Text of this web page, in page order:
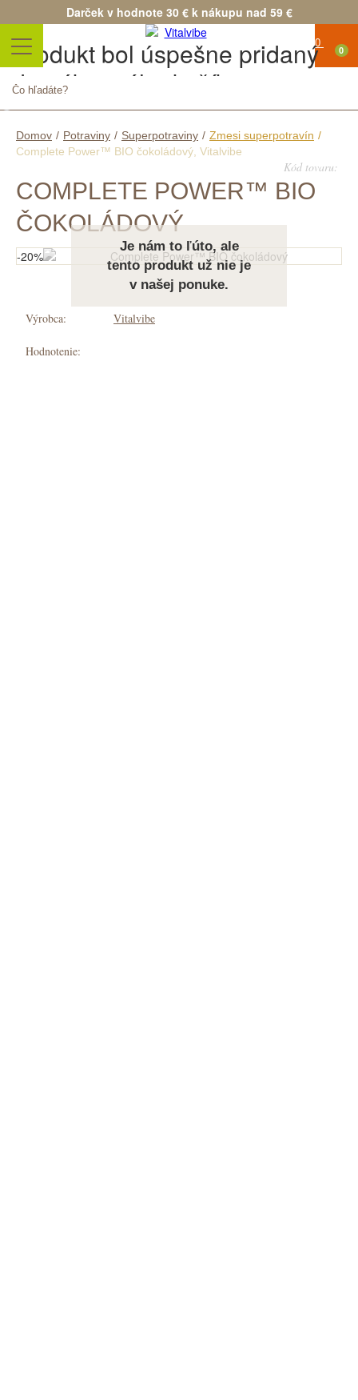
Darček v hodnote 30 € k nákupu nad 59 €
0
Produkt bol úspešne pridaný
do nákupného košíka
Pokračovať v nákupePokračovať v objednávke
Domov / Potraviny / Superpotraviny / Zmesi superpotravín /
Complete Power™ BIO čokoládový, Vitalvibe
Kód tovaru:
COMPLETE POWER™ BIO
ČOKOLÁDOVÝ
-20%
Je nám to ľúto, ale
tento produkt už nie je
v našej ponuke.
Výrobca: Vitalvibe
Hodnotenie: